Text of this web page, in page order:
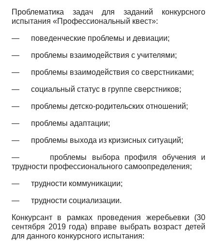
Проблематика задач для заданий конкурсного
испытания «Профессиональный квест»:
— поведенческие проблемы и девиации;
— проблемы взаимодействия с учителями;
— проблемы взаимодействия со сверстниками;
— социальный статус в группе сверстников;
— проблемы детско-родительских отношений;
— проблемы адаптации;
— проблемы выхода из кризисных ситуаций;
— проблемы выбора профиля обучения и
трудности профессионального самоопределения;
— трудности коммуникации;
— трудности социализации.
Конкурсант в рамках проведения жеребьевки (30
сентября 2019 года) вправе выбрать возраст детей
для данного конкурсного испытания: